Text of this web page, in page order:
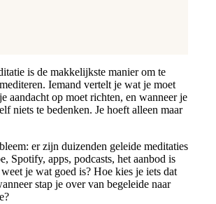
is de makkelijkste manier om te
Iemand vertelt je wat je moet
aandacht op moet richten, en wanneer je
niets te bedenken. Je hoeft alleen maar
er zijn duizenden geleide meditaties
Spotify, apps, podcasts, het aanbod is
je wat goed is? Hoe kies je iets dat
stap je over van begeleide naar